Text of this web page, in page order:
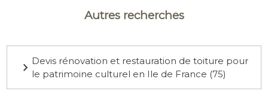
Autres recherches
Devis rénovation et restauration de toiture pour
le patrimoine culturel en Ile de France (75)